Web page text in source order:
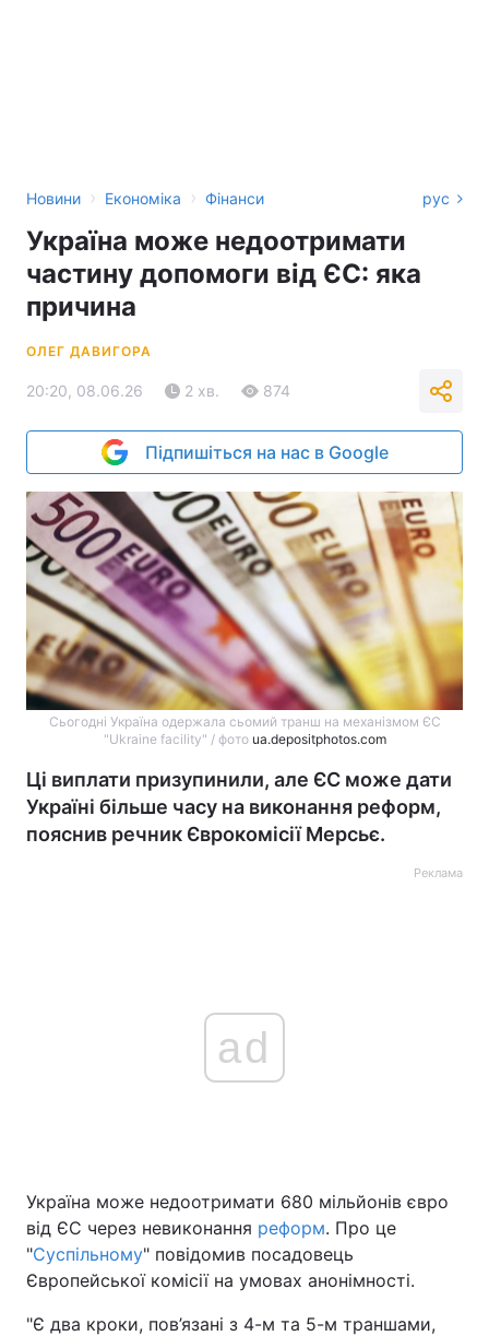
Новини › Економіка › Фінанси рус
Україна може недоотримати
частину допомоги від ЄС: яка
причина
ОЛЕГ ДАВИГОРА
20:20, 08.06.26 2 хв. 874
Підпишіться на нас в Google
Сьогодні Україна одержала сьомий транш на механізмом ЄС
"Ukraine facility" / фото ua.depositphotos.com
Ці виплати призупинили, але ЄС може дати
Україні більше часу на виконання реформ,
пояснив речник Єврокомісії Мерсьє.
Реклама
ad
Україна може недоотримати 680 мільйонів євро
від ЄС через невиконання реформ. Про це
"Суспільному" повідомив посадовець
Європейської комісії на умовах анонімності.
"Є два кроки, пов’язані з 4-м та 5-м траншами,